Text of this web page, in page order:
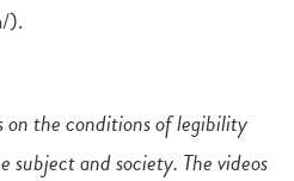
).
on the conditions of legibility
and society. The videos